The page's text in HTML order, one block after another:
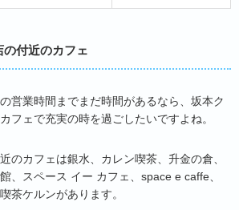
付近のカフェ
営業時間までまだ時間があるなら、坂本ク
フェで充実の時を過ごしたいですよね。
のカフェは銀水、カレン喫茶、升金の倉、
、スペース イー カフェ、space e caffe、
茶ケルンがあります。
フェ